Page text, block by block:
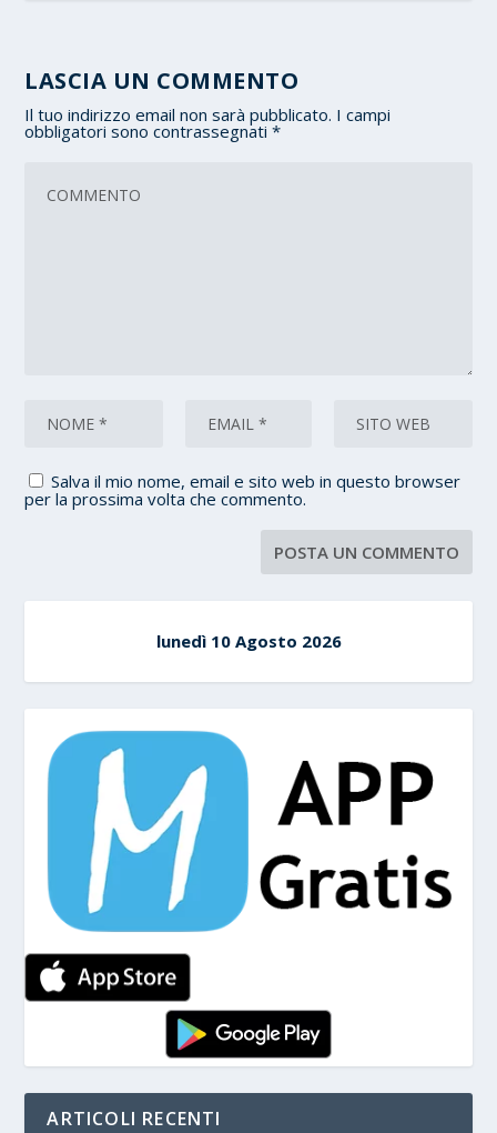
LASCIA UN COMMENTO
Il tuo indirizzo email non sarà pubblicato. I campi
obbligatori sono contrassegnati*
Salva il mio nome, email e sito web in questo browser
per la prossima volta che commento.
lunedì 10 Agosto 2026
ARTICOLI RECENTI